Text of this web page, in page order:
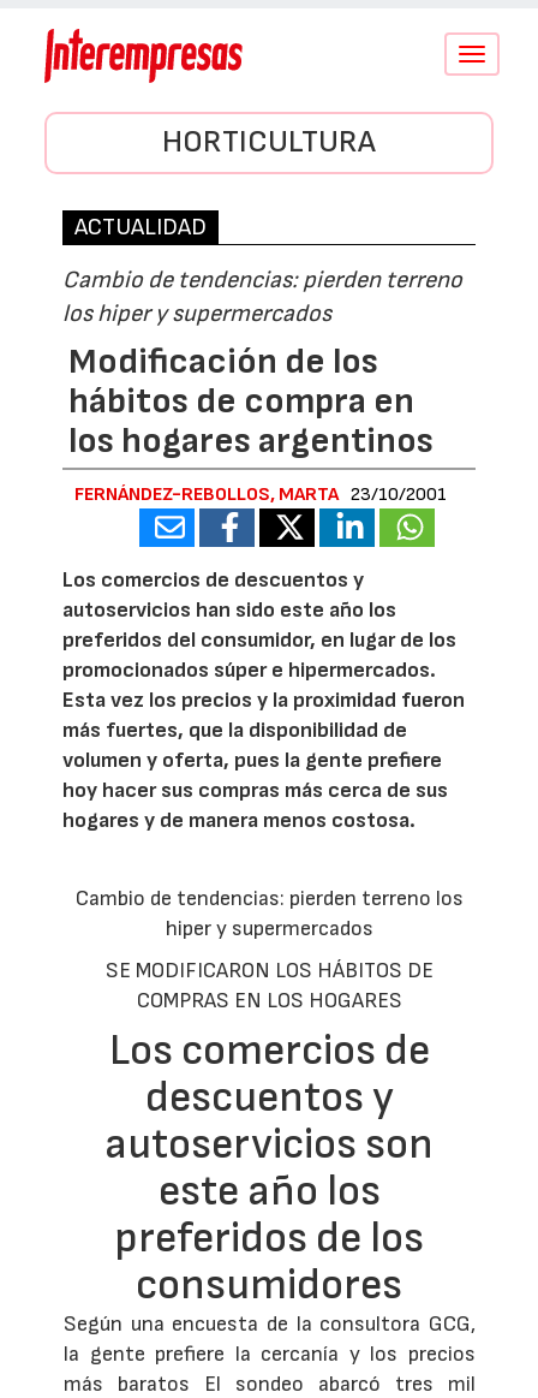
Conmutar
HORTICULTURA
ACTUALIDAD
Cambio de tendencias: pierden terreno
los hiper y supermercados
Modificación de los
hábitos de compra en
los hogares argentinos
FERNÁNDEZ-REBOLLOS, MARTA 23/10/2001
Los comercios de descuentos y
autoservicios han sido este año los
preferidos del consumidor, en lugar de los
promocionados súper e hipermercados.
Esta vez los precios y la proximidad fueron
más fuertes, que la disponibilidad de
volumen y oferta, pues la gente prefiere
hoy hacer sus compras más cerca de sus
hogares y de manera menos costosa.
Cambio de tendencias: pierden terreno los
hiper y supermercados
SE MODIFICARON LOS HÁBITOS DE
COMPRAS EN LOS HOGARES
Los comercios de
descuentos y
autoservicios son
este año los
preferidos de los
consumidores
Según una encuesta de la consultora GCG,
la gente prefiere la cercanía y los precios
más baratos El sondeo abarcó tres mil